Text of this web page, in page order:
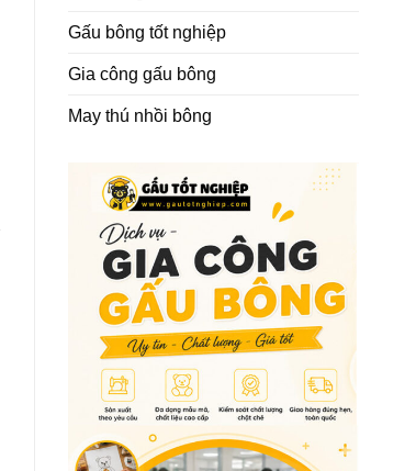
Gấu bông tốt nghiệp
Gia công gấu bông
May thú nhồi bông